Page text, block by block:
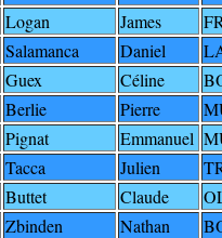
Logan James
Salamanca Daniel
Guex Céline
Berlie Pierre
Pignat Emmanuel
Tacca Julien
Buttet Claude
Zbinden Nathan